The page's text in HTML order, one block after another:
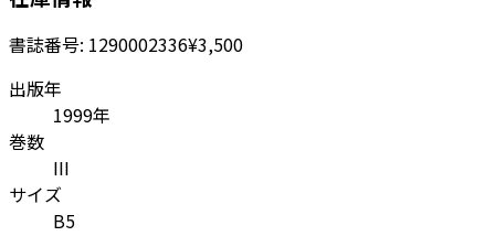
書誌番号: 1290002336¥3,500
出版年
1999年
巻数
III
サイズ
B5